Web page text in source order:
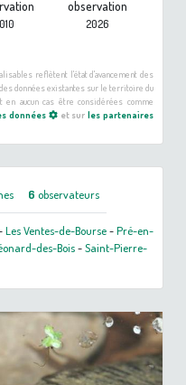
observation
2026
reflètent l'état d'avancement des
données existantes sur le territoire du
aucun cas être considérées comme
données et surles partenaires
6 observateurs
Les Ventes-de-Bourse-Pré-en-
des-Bois-Saint-Pierre-